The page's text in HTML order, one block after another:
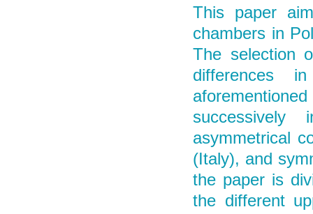
This paper
chambers in
The selection
differences
asymmetrical
(Italy), and
the paper is
the different